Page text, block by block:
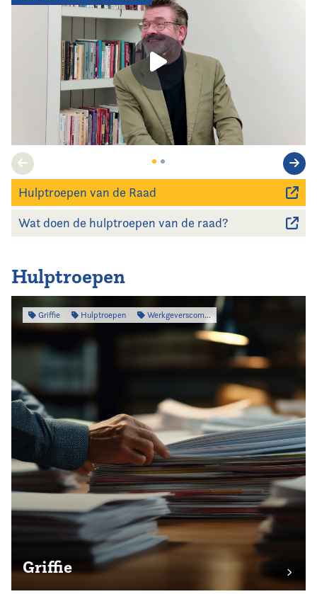
Hulptroepen van de Raad
Wat doen de hulptroepen van de raad?
Hulptroepen
Griffie Hulptroepen Werkgeverscommissie
Griffie